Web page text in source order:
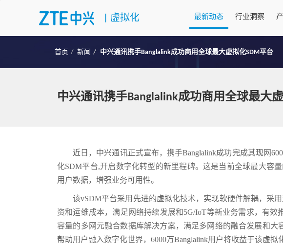
虚拟化 最新动态 行业洞察
首页 新闻 中兴通讯携手Banglalink成功商用全球最大虚拟化SDM平台
中兴通讯携手Banglalink成功商用全球最大
近日，中兴通讯正式宣布，携手Banglalink成功完成其现网
化SDM平台,开启数字化转型的新里程碑。这是当前全球最大容
用户数据，增强业务可用性。
该vSDM平台采用先进的虚拟化技术，实现软硬件解耦，采
资和运维成本，满足网络持续发展和5G/IoT等新业务需求，有
容量的多网元融合数据库解决方案，满足多网络的融合发展和大
帮助用户融入数字化世界，6000万Banglalink用户将收益于该虚拟